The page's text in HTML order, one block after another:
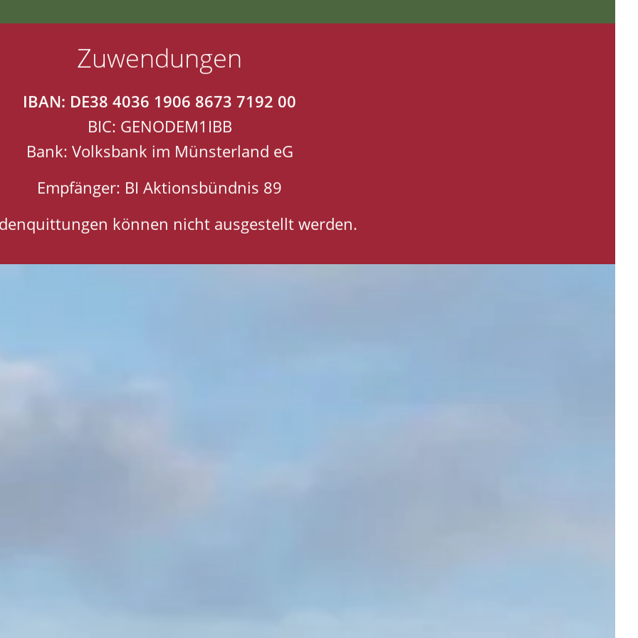
Zuwendungen
IBAN: DE38 4036 1906 8673 7192 00
BIC: GENODEM1IBB
Bank: Volksbank im Münsterland eG
Empfänger: BI Aktionsbündnis 89
können nicht ausgestellt werden.